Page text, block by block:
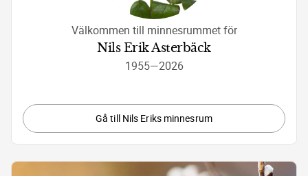
Välkommen till minnesrummet för
Nils Erik Asterbäck
1955—2026
Gå till Nils Eriks minnesrum